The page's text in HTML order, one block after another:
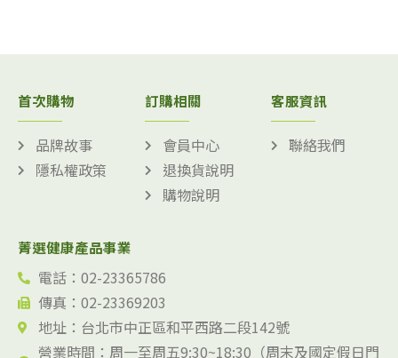
首次購物
品牌故事
隱私權政策
訂購相關
會員中心
退換貨說明
購物說明
客服資訊
聯絡我們
菁選健康產品事業
電話：02-23365786
傳真：02-23369203
地址：台北市中正區和平西路二段142號
營業時間：周一至周五9:30~18:30（周末及國定假日門